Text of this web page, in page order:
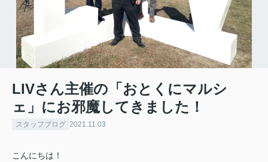
LIVさん主催の「おとくにマルシ
ェ」にお邪魔してきました！
スタッフブログ 2021.11.03
こんにちは！